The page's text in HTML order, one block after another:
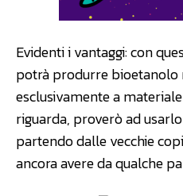
Evidenti i vantaggi: con
potrà produrre
esclusivamente a
riguarda, proverò ad
partendo dalle vecchie
ancora avere da qualche